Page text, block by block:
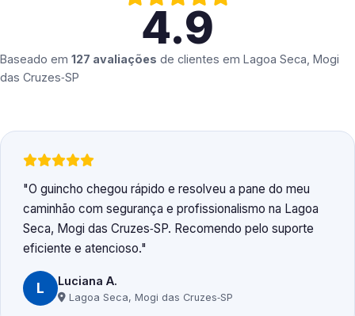
4.9
Baseado em 127 avaliações de clientes em Lagoa Seca, Mogi
das Cruzes‑SP
O guincho chegou rápido e resolveu a pane do meu
caminhão com segurança e profissionalismo na Lagoa
Seca, Mogi das Cruzes‑SP. Recomendo pelo suporte
eficiente e atencioso.
L Luciana A.
Lagoa Seca, Mogi das Cruzes‑SP